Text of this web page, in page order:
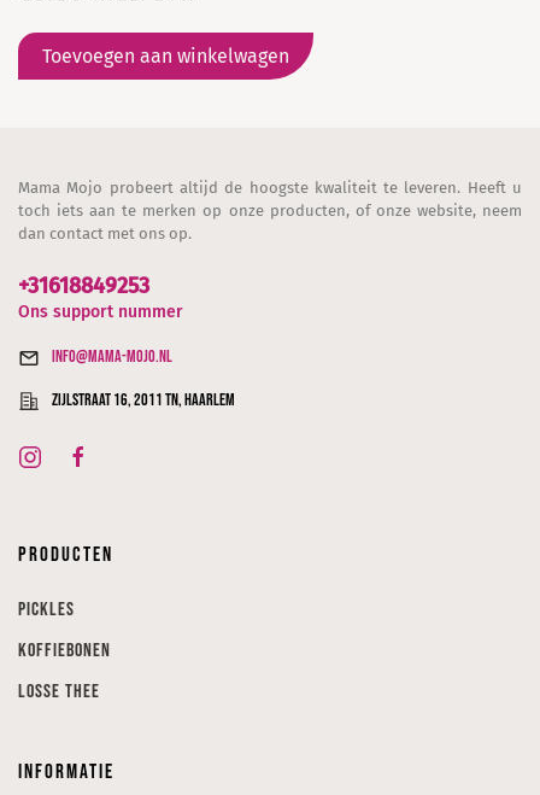
Toevoegen aan winkelwagen
Mama Mojo probeert altijd de hoogste kwaliteit te leveren. Heeft u
toch iets aan te merken op onze producten, of onze website, neem
dan contact met ons op.
+31618849253
Ons support nummer
info@mama-mojo.nl
Zijlstraat 16, 2011 TN, Haarlem
Producten
Pickles
Koffiebonen
Losse thee
Informatie